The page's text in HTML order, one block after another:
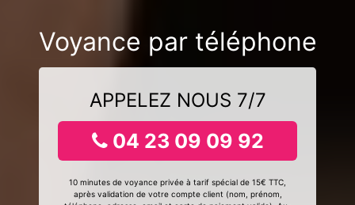
Voyance par téléphone
APPELEZ NOUS 7/7
04 23 09 09 92
10 minutes de voyance privée à tarif spécial de 15€ TTC,
après validation de votre compte client (nom, prénom,